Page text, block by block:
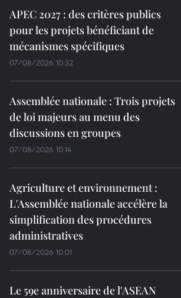
APEC 2027 : des critères publics
pour les projets bénéficiant de
mécanismes spécifiques
07/08/2026 10:32
Assemblée nationale : Trois projets
de loi majeurs au menu des
discussions en groupes
07/08/2026 10:14
Agriculture et environnement :
L'Assemblée nationale accélère la
simplification des procédures
administratives
07/08/2026 10:01
Le 59e anniversaire de l'ASEAN